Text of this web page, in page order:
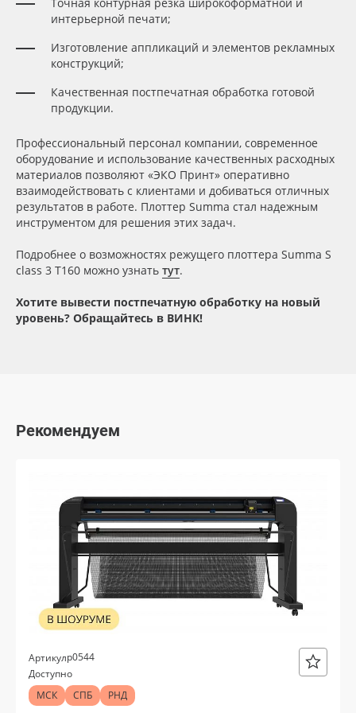
ПЭТ бэклит
Вспененный ПВХ
Баннер
Заготовки для сувениров
интерьерной печати;
Изготовление аппликаций и элементов рекламных
конструкций;
Качественная постпечатная обработка готовой
продукции.
Профессиональный персонал компании, современное
оборудование и использование качественных расходных
материалов позволяют «ЭКО Принт» оперативно
взаимодействовать с клиентами и добиваться отличных
результатов в работе. Плоттер Summa стал надежным
инструментом для решения этих задач.
Подробнее о возможностях режущего плоттера Summa S
class 3 T160 можно узнать тут.
Хотите вывести постпечатную обработку на новый
уровень? Обращайтесь в ВИНК!
Рекомендуем
Артикулр0544
Доступно
МСК
СПБ
РНД